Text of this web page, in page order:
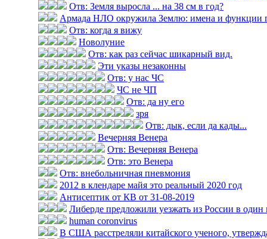
Отв: Земля выросла ... на 38 см в год?
Армада НЛО окружила Землю: имена и функции
Отв: когда я вижу
Новолуние
Отв: как раз сейчас шикарный вид.
Эти указы незаконны
Отв: у нас ЧС
ЧС не ЧП
Отв: да ну его
зря
Отв: дык, если да кады...
Вечерняя Венера
Отв: Вечерняя Венера
Отв: это Венера
Отв: внебольничная пневмония
2012 в клендаре майя это реальный 2020 год
Антисептик от КВ от 31-08-2019
Либерде предложили уезжать из России в один
human coronvirus
В США расстреляли китайского ученого,